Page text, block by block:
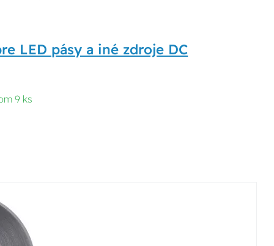
LED pásy a iné zdroje DC
9 ks